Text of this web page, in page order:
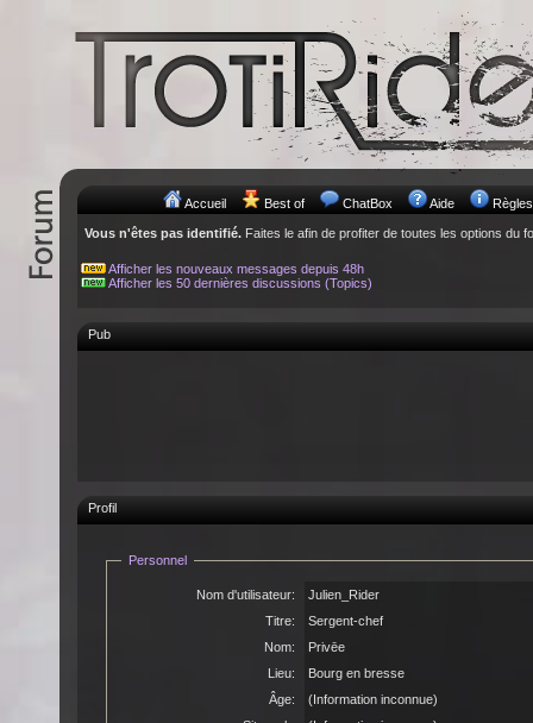
Accueil Best of ChatBox Aide Règles
Vous n'êtes pas identifié. Faites le afin de profiter de toutes les options du
Afficher les nouveaux messages depuis 48h
Afficher les 50 dernières discussions (Topics)
Pub
Profil
Personnel
Nom d'utilisateur:
Julien_Rider
Titre:
Sergent-chef
Nom:
Privēe
Lieu:
Bourg en bresse
Âge:
(Information inconnue)